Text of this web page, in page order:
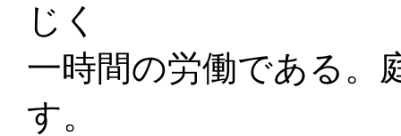
じく
一時間の労働である。
す。